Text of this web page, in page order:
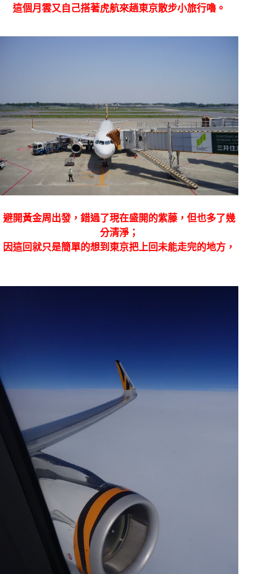
這個月雲又自己搭著虎航來趟東京散步小旅行嚕。
避開黃金周出發，錯過了現在盛開的紫藤，但也多了幾
分清淨；
因這回就只是簡單的想到東京把上回未能走完的地方，